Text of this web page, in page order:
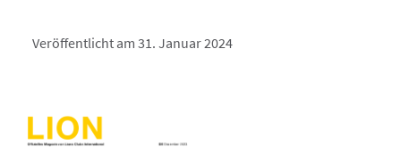
Veröffentlicht am 31. Januar 2024